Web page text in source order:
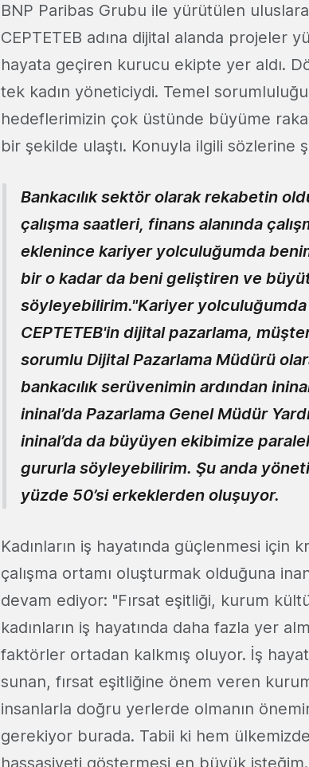
BNP Paribas Grubu ile yürütülen
CEPTETEB adına dijital alanda projeler
hayata geçiren kurucu ekipte yer aldı.
tek kadın yöneticiydi. Temel
hedeflerimizin çok üstünde büyüme
bir şekilde ulaştı. Konuyla ilgili sözlerine
Bankacılık sektör olarak rekabetin
çalışma saatleri, finans alanında
eklenince kariyer yolculuğumda
bir o kadar da beni geliştiren ve
söyleyebilirim."Kariyer yolculuğumda
CEPTETEB'in dijital pazarlama,
sorumlu Dijital Pazarlama Müdürü
bankacılık serüvenimin ardından
ininal’da Pazarlama Genel Müdür
ininal’da da büyüyen ekibimize paralel
gururla söyleyebilirim. Şu anda
yüzde 50’si erkeklerden oluşuyor.
Kadınların iş hayatında güçlenmesi için
çalışma ortamı oluşturmak olduğuna
devam ediyor: "Fırsat eşitliği, kurum
kadınların iş hayatında daha fazla yer
faktörler ortadan kalkmış oluyor. İş
sunan, fırsat eşitliğine önem veren
insanlarla doğru yerlerde olmanın
gerekiyor burada. Tabii ki hem